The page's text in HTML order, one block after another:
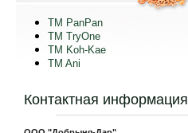
TM PanPan
ТМ TryOne
ТМ Koh-Kae
TM Ani
Контактная информация